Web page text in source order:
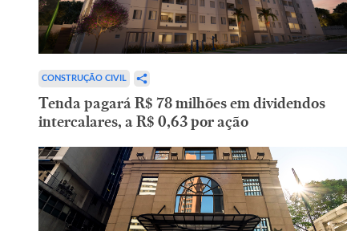
CONSTRUÇÃO CIVIL
Tenda pagará R$ 78 milhões em dividendos
intercalares, a R$ 0,63 por ação